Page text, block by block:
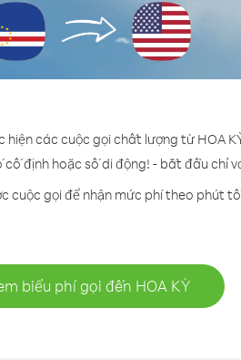
các cuộc gọi chất lượng từ HOA
định hoặc số di động! - bắt đầu chỉ
cuộc gọi để nhận mức phí theo phút
biểu phí gọi đến HOA KỲ